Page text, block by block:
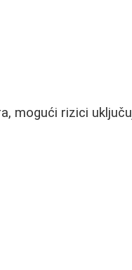
mogući rizici